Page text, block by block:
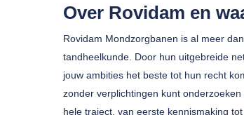
Over Rovidam en
Rovidam Mondzorgbanen is al meer
tandheelkunde. Door hun uitgebreide
jouw ambities het beste tot hun recht
zonder verplichtingen kunt
hele traject, van eerste kennismaking